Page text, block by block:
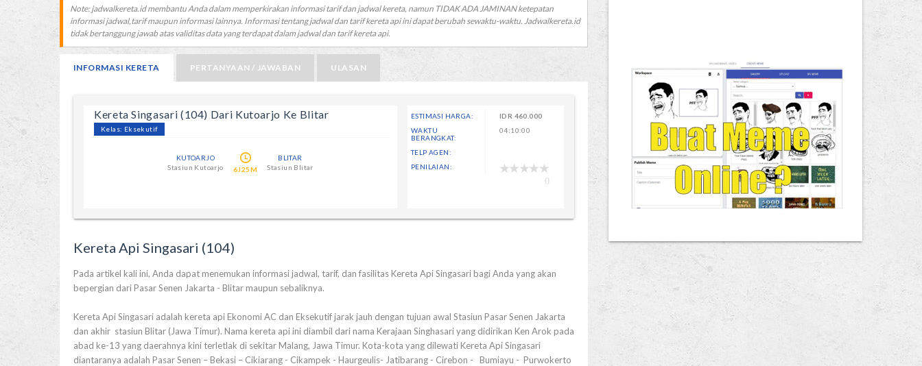
Note: jadwalkereta.id membantu Anda dalam memperkirakan informasi tarif dan jadwal kereta, namun TIDAK ADA JAMINAN ketepatan
informasi jadwal,tarif maupun informasi lainnya. Informasi tentang jadwal dan tarif kereta api ini dapat berubah sewaktu-waktu. Jadwalkereta.id
tidak bertanggung jawab atas validitas data yang terdapat dalam jadwal dan tarif kereta api.
INFORMASI KERETA PERTANYAAN / JAWABAN ULASAN
Kereta Singasari (104) Dari Kutoarjo Ke Blitar
Kelas: Eksekutif
KUTOARJO
Stasiun Kutoarjo
6J25M
BLITAR
Stasiun Blitar
ESTIMASI HARGA: IDR 460.000
WAKTU
BERANGKAT:
04:10:00
TELP AGEN:
PENILAIAN:
0
Kereta Api Singasari (104)
Pada artikel kali ini, Anda dapat menemukan informasi jadwal, tarif, dan fasilitas Kereta Api Singasari bagi Anda yang akan
bepergian dari Pasar Senen Jakarta - Blitar maupun sebaliknya.
Kereta Api Singasari adalah kereta api Ekonomi AC dan Eksekutif jarak jauh dengan tujuan awal Stasiun Pasar Senen Jakarta
dan akhir stasiun Blitar (Jawa Timur). Nama kereta api ini diambil dari nama Kerajaan Singhasari yang didirikan Ken Arok pada
abad ke-13 yang daerahnya kini terletlak di sekitar Malang, Jawa Timur. Kota-kota yang dilewati Kereta Api Singasari
diantaranya adalah Pasar Senen – Bekasi – Cikiarang - Cikampek - Haurgeulis- Jatibarang - Cirebon - Bumiayu - Purwokerto